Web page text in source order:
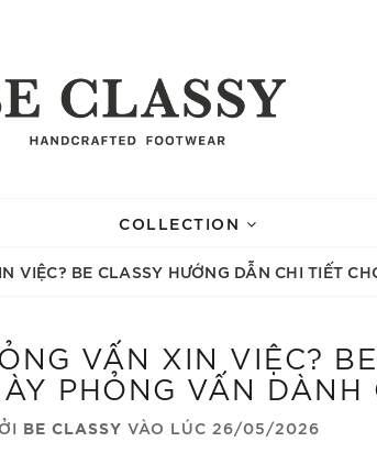
COLLECTION
VIỆC? BE CLASSY HƯỚNG DẪN CHI TIẾT
VẤN XIN VIỆC?
PHỎNG VẤN DÀNH
BE CLASSY VÀO LÚC 26/05/2026